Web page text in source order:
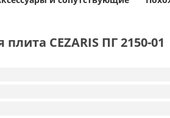
CEZARIS ПГ 2150-01